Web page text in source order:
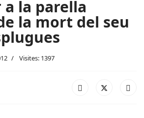
a la parella
la mort del seu
Visites: 1397